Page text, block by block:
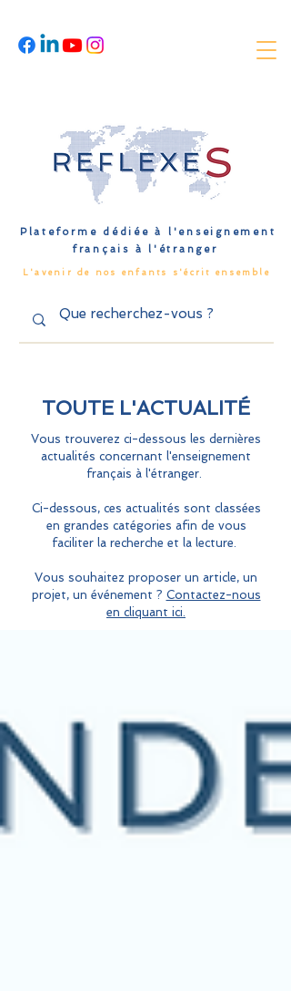
Plateforme dédiée à l'enseignement
français à l'étranger
L'avenir de nos enfants s'écrit ensemble
TOUTE L'ACTUALITÉ
Vous trouverez ci-dessous les dernières
actualités concernant l'enseignement
français à l'étranger.
Ci-dessous, ces actualités sont classées
en grandes catégories afin de vous
faciliter la recherche et la lecture.
Vous souhaitez proposer un article, un
projet, un événement ? Contactez-nous
en cliquant ici.